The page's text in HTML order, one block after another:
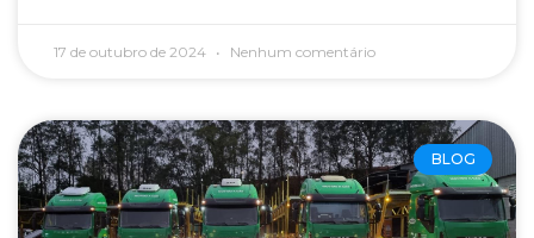
17 de outubro de 2024 Nenhum comentário
BLOG